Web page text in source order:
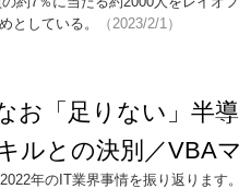
としている。
（2023/2/1）
お「足りない」半
ルとの決別／VBA
年のIT業界事情を振り返ります